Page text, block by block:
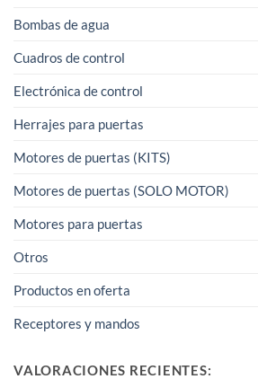
Bombas de agua
Cuadros de control
Electrónica de control
Herrajes para puertas
Motores de puertas (KITS)
Motores de puertas (SOLO MOTOR)
Motores para puertas
Otros
Productos en oferta
Receptores y mandos
VALORACIONES RECIENTES: